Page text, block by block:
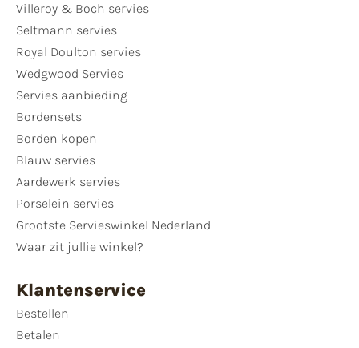
Villeroy & Boch servies
Seltmann servies
Royal Doulton servies
Wedgwood Servies
Servies aanbieding
Bordensets
Borden kopen
Blauw servies
Aardewerk servies
Porselein servies
Grootste Servieswinkel Nederland
Waar zit jullie winkel?
Klantenservice
Bestellen
Betalen